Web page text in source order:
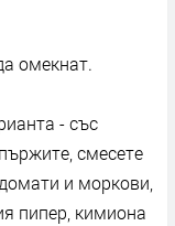
омекнат.
- със
смесете
и моркови,
пипер, кимиона